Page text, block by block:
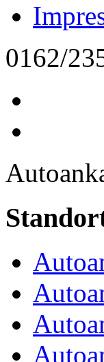
0162/